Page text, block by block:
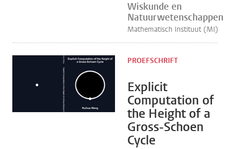
Wiskunde en
Natuurwetenschappen
Mathematisch Instituut (MI)
Explicit
Computation of
the Height of a
Gross-Schoen
Cycle
PROEFSCHRIFT